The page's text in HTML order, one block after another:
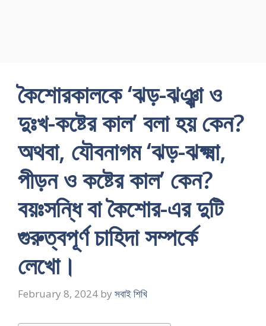
কৈশােরকালকে ‘ঝড়-ঝঞ্ঝা ও
দুঃখ-কষ্টের কাল’ বলা হয় কেন?
অথবা, যৌবনাগম ‘ঝড়-ঝক্ষ্মা,
পীড়ন ও কষ্টের কাল’ কেন?
বয়ঃসন্ধি বা কৈশাের-এর দুটি
গুরুত্বপূর্ণ চাহিদা সম্পর্কে
লেখাে।
February 8, 2024 by সবাই শিখি